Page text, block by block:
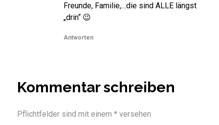
Freunde, Familie,…die sind ALLE längst
„drin“ 😉
Antworten
Kommentar schreiben
Pflichtfelder sind mit einem * versehen